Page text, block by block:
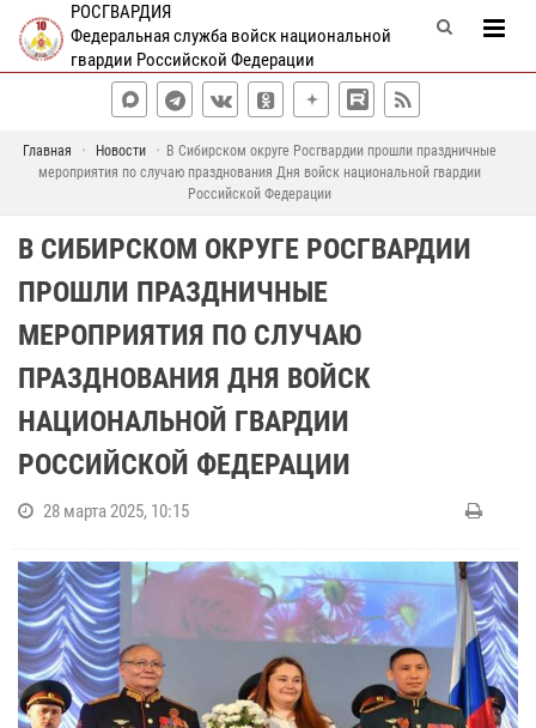
РОСГВАРДИЯ
Федеральная служба войск национальной
гвардии Российской Федерации
Главная Новости
В Сибирском округе Росгвардии прошли праздничные
мероприятия по случаю празднования Дня войск национальной гвардии
Российской Федерации
В СИБИРСКОМ ОКРУГЕ РОСГВАРДИИ
ПРОШЛИ ПРАЗДНИЧНЫЕ
МЕРОПРИЯТИЯ ПО СЛУЧАЮ
ПРАЗДНОВАНИЯ ДНЯ ВОЙСК
НАЦИОНАЛЬНОЙ ГВАРДИИ
РОССИЙСКОЙ ФЕДЕРАЦИИ
28 марта 2025, 10:15